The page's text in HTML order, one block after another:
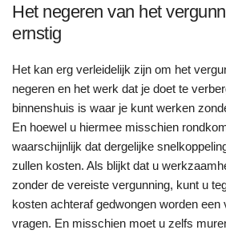
Het negeren van het
ernstig
Het kan erg verleidelijk zijn om het
negeren en het werk dat je doet te
binnenshuis is waar je kunt werken
En hoewel u hiermee misschien
waarschijnlijk dat dergelijke
zullen kosten. Als blijkt dat u
zonder de vereiste vergunning, kunt u
kosten achteraf gedwongen worden een
vragen. En misschien moet u zelfs